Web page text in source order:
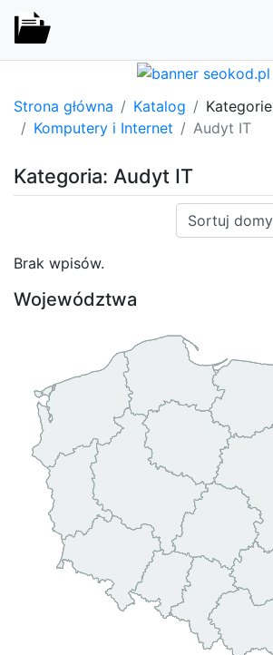
Strona główna Katalog
Kategorie
Komputery i Internet
Audyt IT
Kategoria: Audyt IT
Sortuj:
Brak wpisów.
Województwa